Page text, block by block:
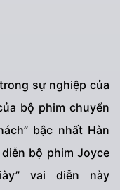
sự nghiệp của
bộ phim chuyển
bậc nhất Hàn
bộ phim Joyce
vai diễn này